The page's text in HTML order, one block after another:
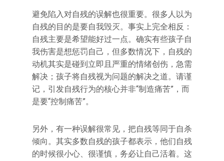
避免陷入对自残的误解也很重要。很多人以为
自残的目的是要自我毁灭。事实上完全相反：
自残主要是希望能好过一点。确实有些孩子自
我伤害是想惩罚自己，但多数情况下，自残的
动机其实是碰到立即且严重的情绪创伤，急需
解决；孩子将自残视为问题的解决之道。请谨
记，引发自残行为的核心并非“制造痛苦”，而
是要“控制痛苦”。
另外，有一种误解很常见，把自残等同于自杀
倾向。其实多数自残的孩子都表示，他们自残
的时候很小心、很谨慎，务必让自己活着。这